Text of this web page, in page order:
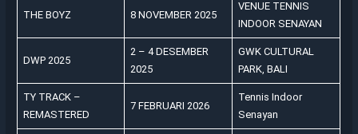
THE BOYZ 8 NOVEMBER 2025
VENUE TENNIS
INDOOR SENAYAN
DWP 2025
2 – 4 DESEMBER
2025
GWK CULTURAL
PARK, BALI
TY TRACK –
REMASTERED
7 FEBRUARI 2026
Tennis Indoor
Senayan